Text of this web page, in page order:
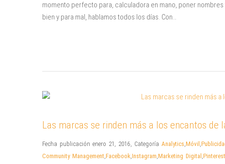
momento perfecto para, calculadora en mano, poner
bien y para mal, hablamos todos los días. Con…
Las marcas se rinden más a los encantos de
Fecha publicación enero 21, 2016, Categoría Analytics,Móvil ,
Community Management,Facebook,Instagram,Marketing Digital ,Pinterest